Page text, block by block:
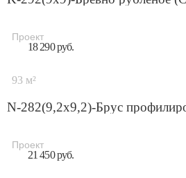
Проект
18 290 руб.
93 м²
N-282(9,2x9,2)-Брус
Проект
21 450 руб.